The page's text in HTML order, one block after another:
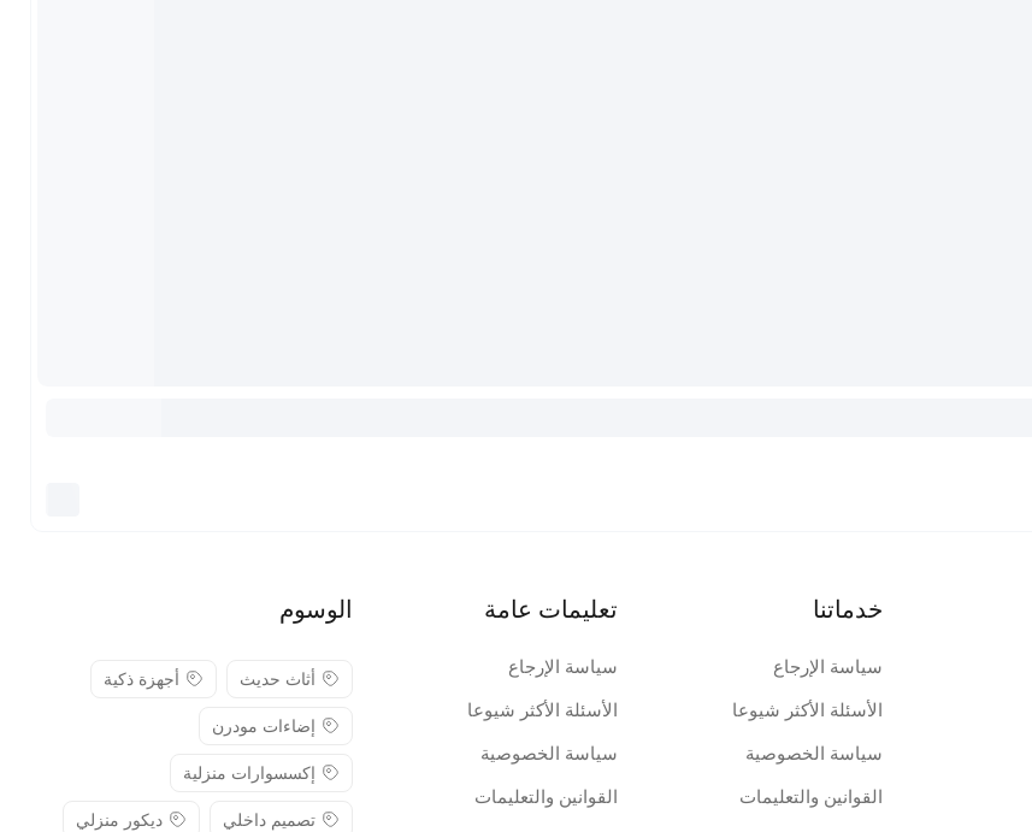
خدماتنا
سياسة الإرجاع
الأسئلة الأكثر شيوعا
سياسة الخصوصية
القوانين والتعليمات
تعليمات عامة
سياسة الإرجاع
الأسئلة الأكثر شيوعا
سياسة الخصوصية
القوانين والتعليمات
الوسوم
أثاث حديث
أجهزة ذكية
إضاءات مودرن
إكسسوارات منزلية
تصميم داخلي
ديكور منزلي